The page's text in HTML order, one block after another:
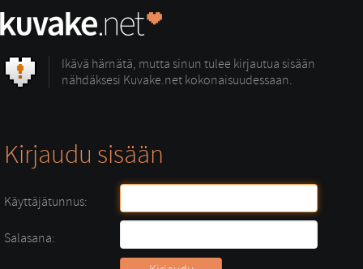
Ikävä härnätä, mutta sinun tulee kirjautua sisään
nähdäksesi Kuvake.net kokonaisuudessaan.
Kirjaudu sisään
Käyttäjätunnus:
Salasana: